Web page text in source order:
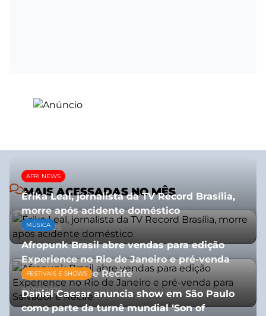
MAIS ACESSADAS NO MÊS
AFRI NEWS
Érika Leal, jornalista da TV Record Brasília,
morre após acidente doméstico
08/07/2026
MÚSICA
Afropunk Brasil abre vendas para edição
Experience no Rio de Janeiro e pré-venda
para Salvador e Recife
03/08/2026
FESTIVAIS E SHOWS
Daniel Caesar anuncia show em São Paulo
como parte da turnê mundial ‘Son of